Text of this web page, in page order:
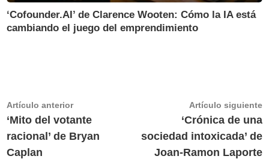
‘Cofounder.AI’ de Clarence Wooten: Cómo la IA está
cambiando el juego del emprendimiento
Navegación
de
entradas
Artículo anteriorArtículo
anterior:
‘Mito del votante
racional’ de Bryan
Caplan
Artículo siguiente
‘Crónica de una
sociedad intoxicada’ de
Joan-Ramon Laporte